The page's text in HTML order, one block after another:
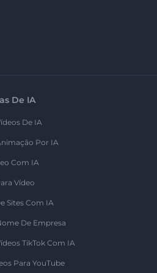
De IA
De IA
Por IA
Com IA
Vídeo
Sites Com IA
De Empresa
TikTok Com IA
Para YouTube